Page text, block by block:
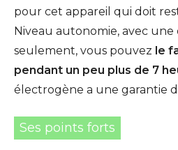
pour cet appareil qui doit
Niveau autonomie, avec une
seulement, vous pouvez le
pendant un peu plus de 7
électrogène a une garantie
Ses points forts